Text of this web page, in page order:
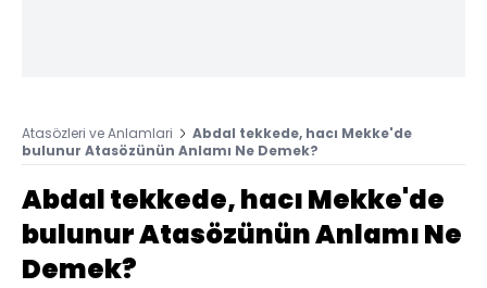
Atasözleri ve Anlamlari
Abdal tekkede, hacı Mekke'de
bulunur Atasözünün Anlamı Ne Demek?
Abdal tekkede, hacı Mekke'de
bulunur Atasözünün Anlamı Ne
Demek?